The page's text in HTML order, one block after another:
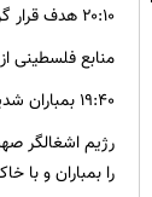
۲۰:۱۰ هدف قرار گرفتن منزل مسکونی در منطقه شجاعیه در شرق غزه
منابع فلسطینی
۱۹:۴۰ بمباران شدید بیت حانون در غزه
رژیم اشغالگر
را بمباران و با